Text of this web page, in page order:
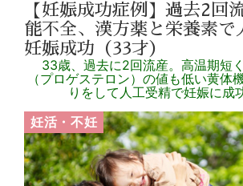
【妊娠成功症例】過去2
能不全、漢方薬と栄養素で
妊娠成功（33才）
33歳、過去に2回流産。高温期短
（プロゲステロン）の値も低い黄体
りをして人工受精で妊娠に成
妊活・不妊